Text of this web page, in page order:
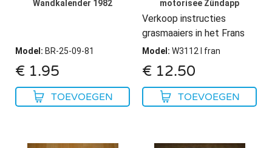
Wandkalender 1982
Model : BR-25-09-81
€ 1.95
TOEVOEGEN
motorisee Zündapp
Verkoop instructies
grasmaaiers in het Frans
Model : W3112 I fran
€ 12.50
TOEVOEGEN